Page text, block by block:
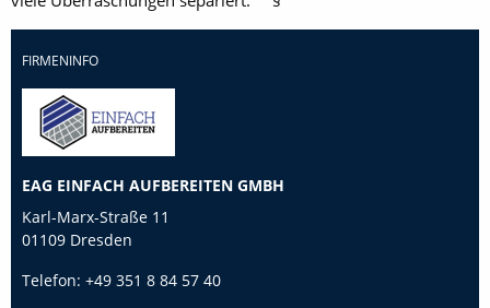
FIRMENINFO
EAG EINFACH AUFBEREITEN GMBH
Karl-Marx-Straße 11
01109 Dresden
Telefon: +49 351 8 84 57 40